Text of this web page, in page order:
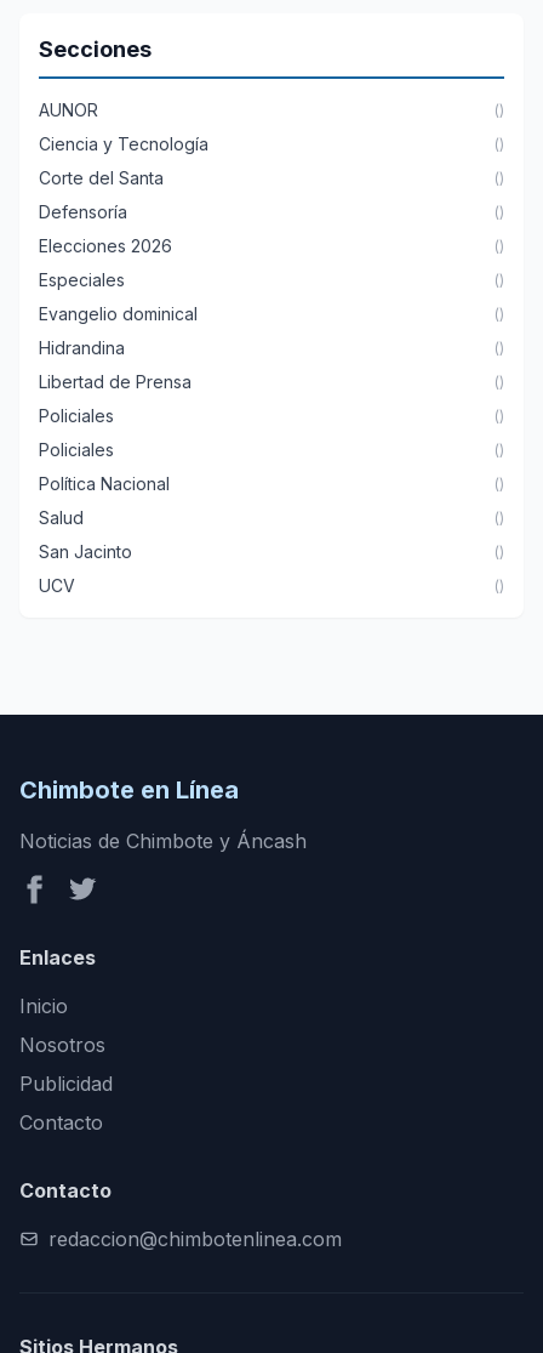
Secciones
AUNOR ()
Ciencia y Tecnología ()
Corte del Santa ()
Defensoría ()
Elecciones 2026 ()
Especiales ()
Evangelio dominical ()
Hidrandina ()
Libertad de Prensa ()
Policiales ()
Policiales ()
Política Nacional ()
Salud ()
San Jacinto ()
UCV ()
Chimbote en Línea
Noticias de Chimbote y Áncash
Enlaces
Inicio
Nosotros
Publicidad
Contacto
Contacto
redaccion@chimbotenlinea.com
Sitios Hermanos